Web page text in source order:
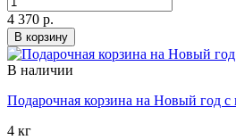
4 370 р.
В корзину
В наличии
Подарочная корзина на Новый год
4 кг